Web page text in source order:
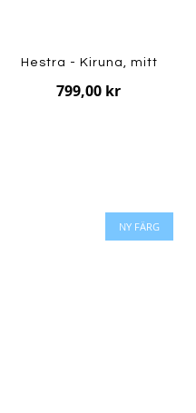
Hestra - Kiruna, mitt
799,00 kr
NY FÄRG